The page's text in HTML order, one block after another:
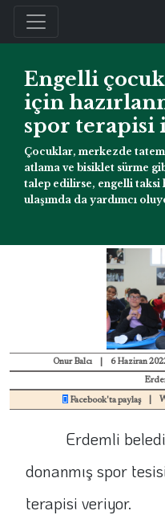
Engelli
için
spor terapisi
Çocuklar, merkezde
atlama ve bisiklet sürme
talep edilirse, engelli taksi
ulaşımda da yardımcı
Onur Balcı 6 Haziran
Facebook'ta paylaş
Erdemli
donanmış spor
terapisi veriyor.